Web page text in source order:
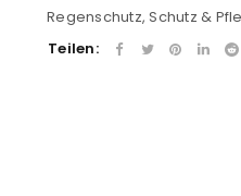
REGISTRIEREN
Regenschutz,Schutz &
Teilen: